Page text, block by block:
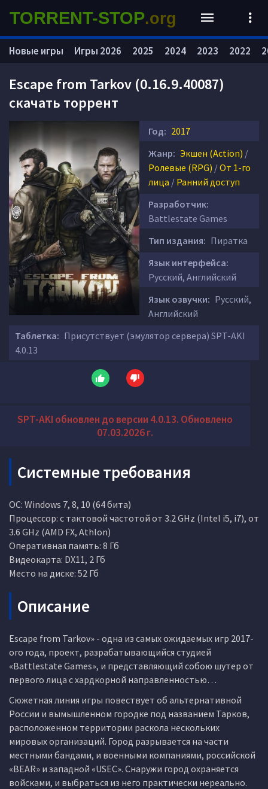
Escape from Tarkov (0.16.9.40087)
скачать торрент
Год: 2017
Жанр: Экшен (Action) /
Ролевые (RPG) /От 1-го
лица / Ранний доступ
Разработчик:
Battlestate Games
Тип издания: Пиратка
Язык интерфейса:
Русский, Английский
Язык озвучки: Русский,
Английский
Таблетка: Присутствует (эмулятор сервера) SPT-AKI
4.0.13
SPT-AKI обновлен до версии 4.0.13. Обновлено
07.03.2026 г.
Системные требования
ОС: Windows 7, 8, 10 (64 бита)
Процессор: с тактовой частотой от 3.2 GHz (Intel i5, i7), от
3.6 GHz (AMD FX, Athlon)
Оперативная память: 8 Гб
Видеокарта: DX11, 2 Гб
Место на диске: 52 Гб
Описание
Escape from Tarkov» - одна из самых ожидаемых игр 2017-
ого года, проект, разрабатывающийся студией
«Battlestate Games», и представляющий собою шутер от
первого лица с хардкорной направленностью…
Сюжетная линия игры повествует об альтернативной
России и вымышленном городке под названием Тарков,
расположенном территории раскола нескольких
мировых организаций. Город разрывается на части
местными бандами, и военными компаниями, российской
«BEAR» и западной «USEC». Снаружи город охраняется
войсками, и выбраться из него практически нереально.
Новые игры Игры 2026 2025 2024 2023 2022
TORRENT-STOP.org